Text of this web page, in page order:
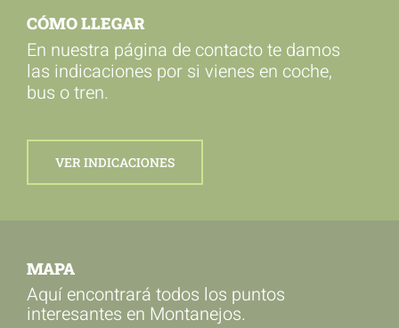
CÓMO LLEGAR
En nuestra página de contacto te damos
las indicaciones por si vienes en coche,
bus o tren.
VER INDICACIONES
MAPA
Aquí encontrará todos los puntos
interesantes en Montanejos.